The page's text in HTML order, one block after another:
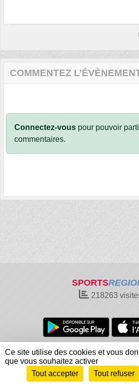
COMMENTEZ
Connectez-vous pour pouvoir
commentaires.
SPORTS
218263
Charte cookies
Gestion
Informations légales
Signaler un
Envie de participer ?
Ce site utilise des cookies et vous
que vous souhaitez activer
Tout accepter
Tout refuser